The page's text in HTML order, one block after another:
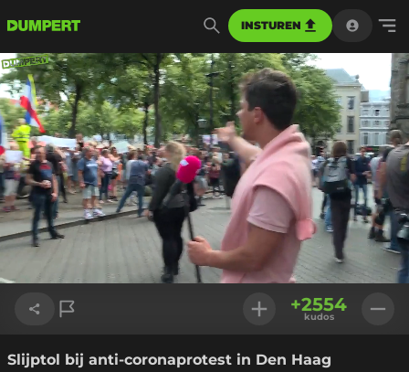
INSTUREN
Geladen
Link kopiëren
+2554
kudos
Slijptol bij anti-coronaprotest in Den Haag